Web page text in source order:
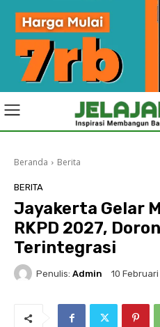
Beranda Berita
BERITA
Jayakerta Gelar
RKPD 2027,
Terintegrasi
Penulis: Admin 10